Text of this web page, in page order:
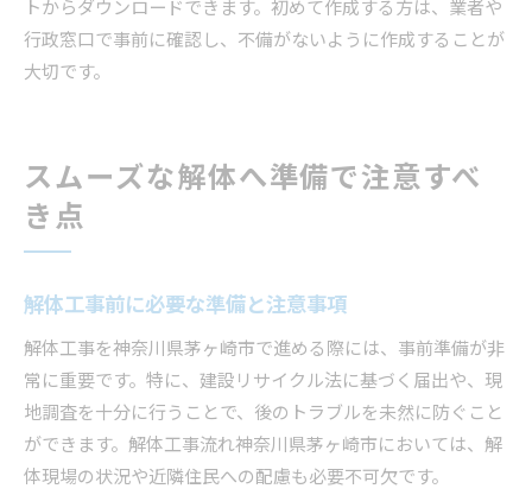
トからダウンロードできます。初めて作成する方は、業者や
行政窓口で事前に確認し、不備がないように作成することが
大切です。
スムーズな解体へ準備で注意すべ
き点
解体工事前に必要な準備と注意事項
解体工事を神奈川県茅ヶ崎市で進める際には、事前準備が非
常に重要です。特に、建設リサイクル法に基づく届出や、現
地調査を十分に行うことで、後のトラブルを未然に防ぐこと
ができます。解体工事流れ神奈川県茅ヶ崎市においては、解
体現場の状況や近隣住民への配慮も必要不可欠です。